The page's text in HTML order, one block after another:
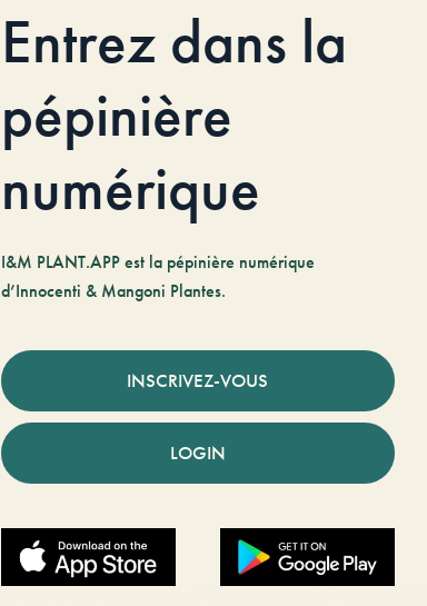
Entrez dans la
pépinière
numérique
I&M PLANT.APP est la pépinière numérique
d’Innocenti & Mangoni Plantes.
INSCRIVEZ-VOUS
LOGIN